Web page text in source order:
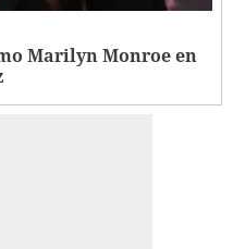
Marilyn Monroe en